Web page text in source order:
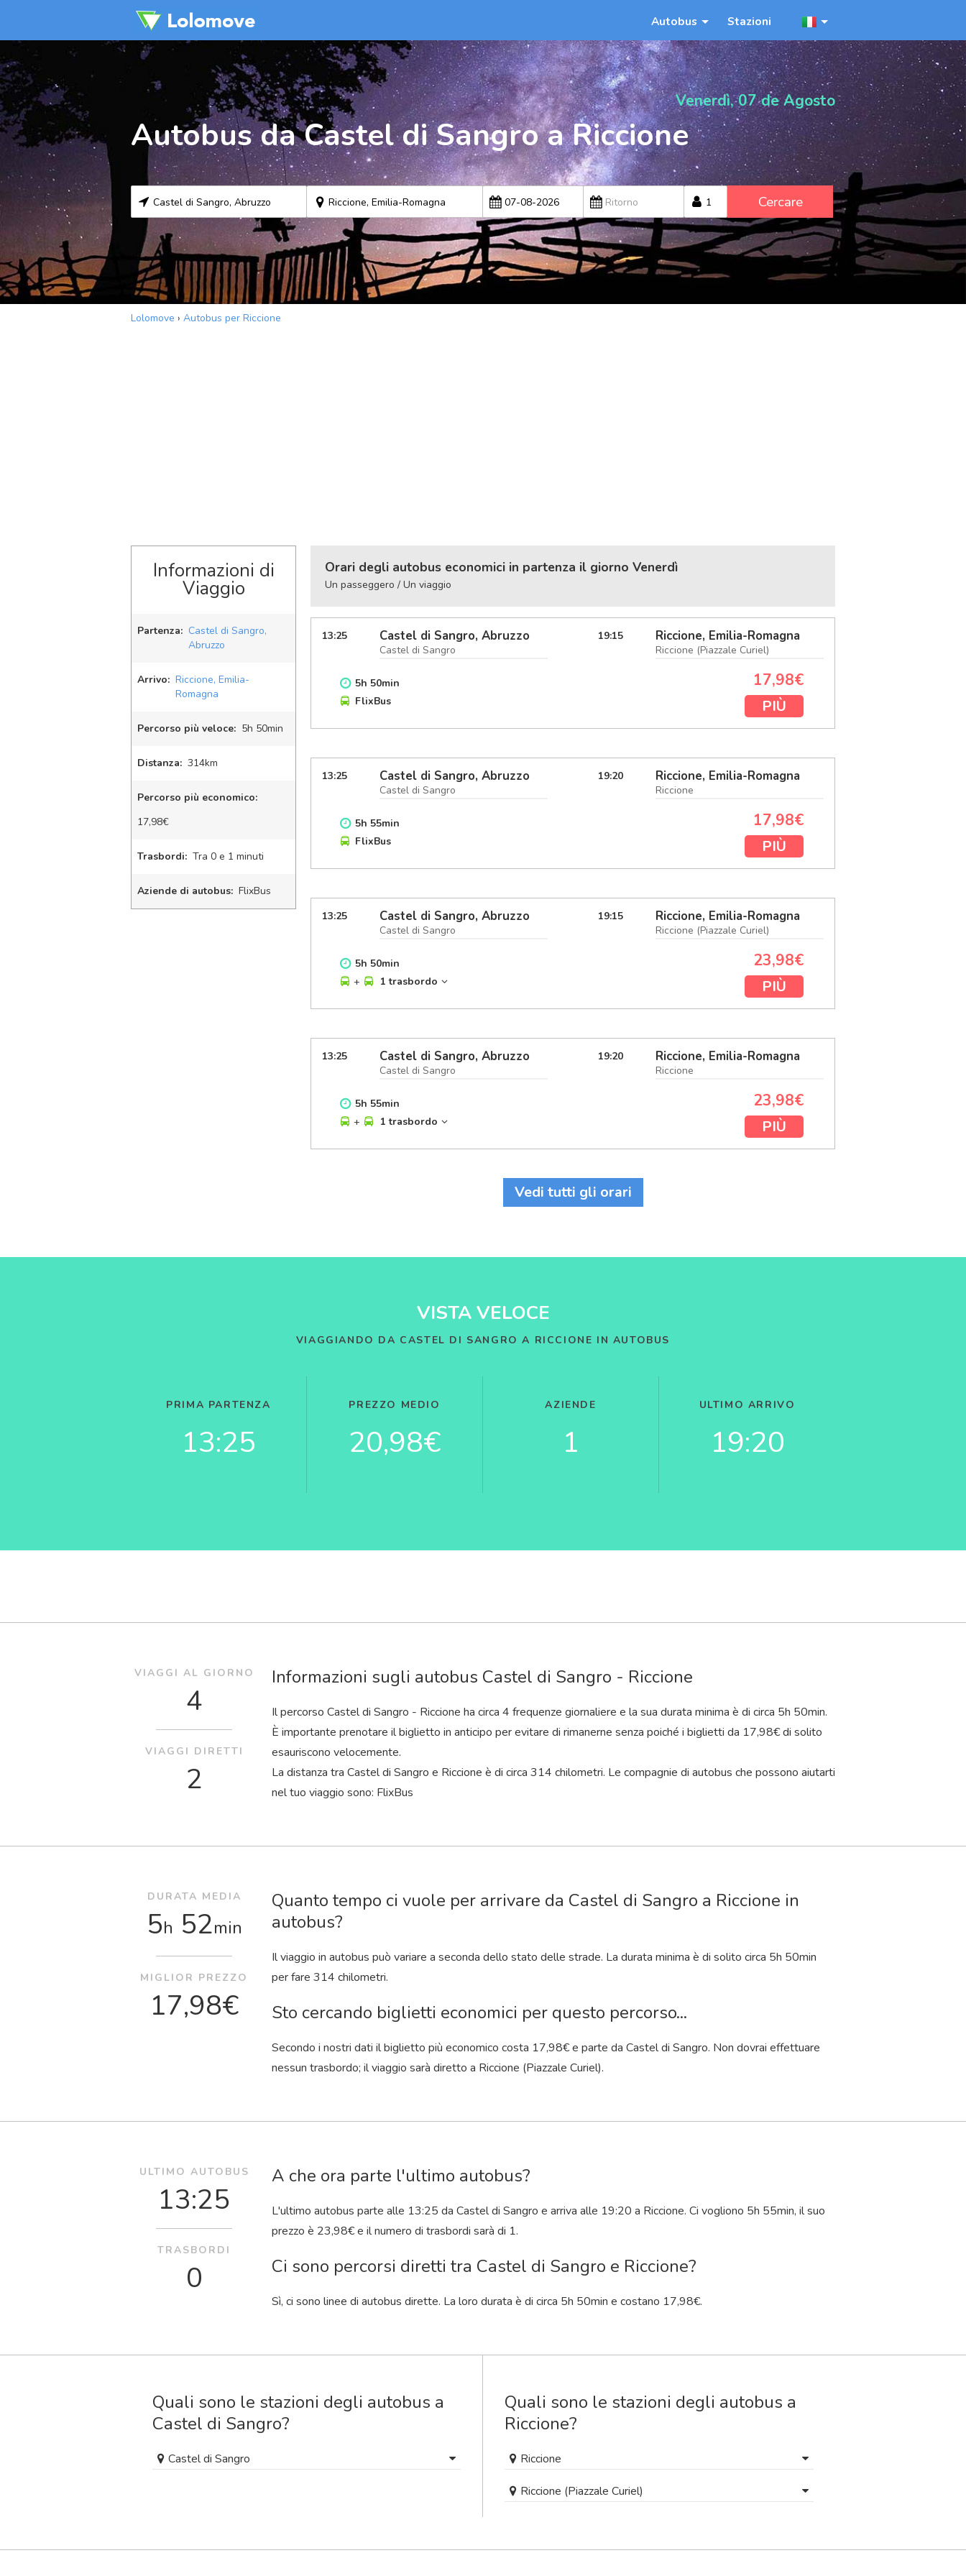
Autobus Stazioni
Venerdì, 07 de Agosto
Autobus da Castel di Sangro a Riccione
Cercare
Lolomove › Autobus per Riccione
Informazioni di
Viaggio
Partenza: Castel di Sangro,
Abruzzo
Arrivo: Riccione, Emilia-
Romagna
Percorso più veloce: 5h 50min
Distanza: 314km
Percorso più economico:
17,98€
Trasbordi: Tra 0 e 1 minuti
Aziende di autobus: FlixBus
Orari degli autobus economici in partenza il giorno Venerdì
Un passeggero / Un viaggio
13:25 Castel di Sangro, Abruzzo
Castel di Sangro
19:15 Riccione, Emilia-Romagna
Riccione (Piazzale Curiel)
5h 50min
FlixBus
17,98€
PIÙ
13:25 Castel di Sangro, Abruzzo
Castel di Sangro
19:20 Riccione, Emilia-Romagna
Riccione
5h 55min
FlixBus
17,98€
PIÙ
13:25 Castel di Sangro, Abruzzo
Castel di Sangro
19:15 Riccione, Emilia-Romagna
Riccione (Piazzale Curiel)
5h 50min
+
1 trasbordo
23,98€
PIÙ
13:25 Castel di Sangro, Abruzzo
Castel di Sangro
19:20 Riccione, Emilia-Romagna
Riccione
5h 55min
+
1 trasbordo
23,98€
PIÙ
Vedi tutti gli orari
VISTA VELOCE
VIAGGIANDO DA CASTEL DI SANGRO A RICCIONE IN AUTOBUS
PRIMA PARTENZA
13:25
PREZZO MEDIO
20,98€
AZIENDE
1
ULTIMO ARRIVO
19:20
Informazioni sugli autobus Castel di Sangro - Riccione
Il percorso Castel di Sangro - Riccione ha circa 4 frequenze giornaliere e la sua durata minima è di circa 5h 50min.
È importante prenotare il biglietto in anticipo per evitare di rimanerne senza poiché i biglietti da 17,98€ di solito
esauriscono velocemente.
La distanza tra Castel di Sangro e Riccione è di circa 314 chilometri. Le compagnie di autobus che possono aiutarti
nel tuo viaggio sono: FlixBus
VIAGGI AL GIORNO
4
VIAGGI DIRETTI
2
Quanto tempo ci vuole per arrivare da Castel di Sangro a Riccione in
autobus?
Il viaggio in autobus può variare a seconda dello stato delle strade. La durata minima è di solito circa 5h 50min
per fare 314 chilometri.
Sto cercando biglietti economici per questo percorso...
Secondo i nostri dati il ​​biglietto più economico costa 17,98€ e parte da Castel di Sangro. Non dovrai effettuare
nessun trasbordo; il viaggio sarà diretto a Riccione (Piazzale Curiel).
DURATA MEDIA
5h 52min
MIGLIOR PREZZO
17,98€
A che ora parte l'ultimo autobus?
L'ultimo autobus parte alle 13:25 da Castel di Sangro e arriva alle 19:20 a Riccione. Ci vogliono 5h 55min, il suo
prezzo è 23,98€ e il numero di trasbordi sarà di 1.
Ci sono percorsi diretti tra Castel di Sangro e Riccione?
Sì, ci sono linee di autobus dirette. La loro durata è di circa 5h 50min e costano 17,98€.
ULTIMO AUTOBUS
13:25
TRASBORDI
0
Quali sono le stazioni degli autobus a
Castel di Sangro?
Castel di Sangro
Quali sono le stazioni degli autobus a
Riccione?
Riccione
Riccione (Piazzale Curiel)